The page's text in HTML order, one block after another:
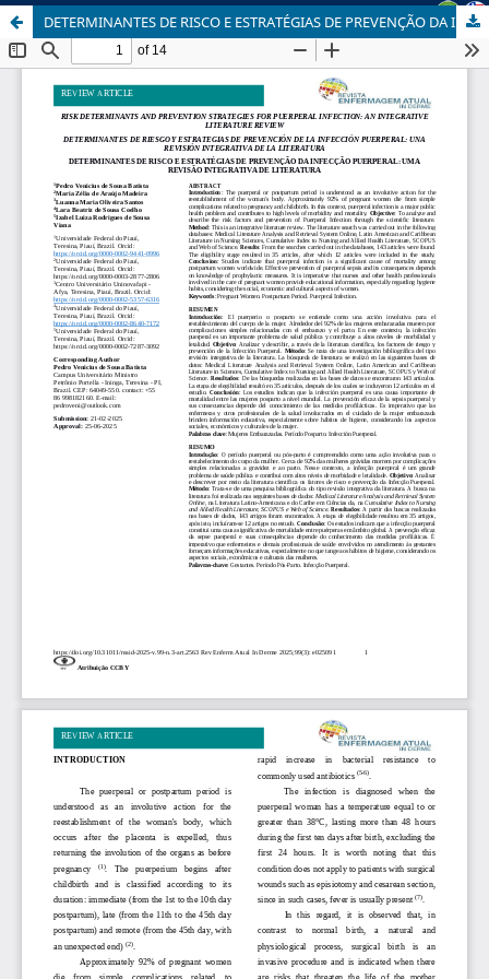
DETERMINANTES DE RISCO E ESTRATÉGIAS DE PREVENÇÃO DA INFECÇÃO PUERPERAL: UMA REVISÃO INTEGRATIVA DE LITERATURA